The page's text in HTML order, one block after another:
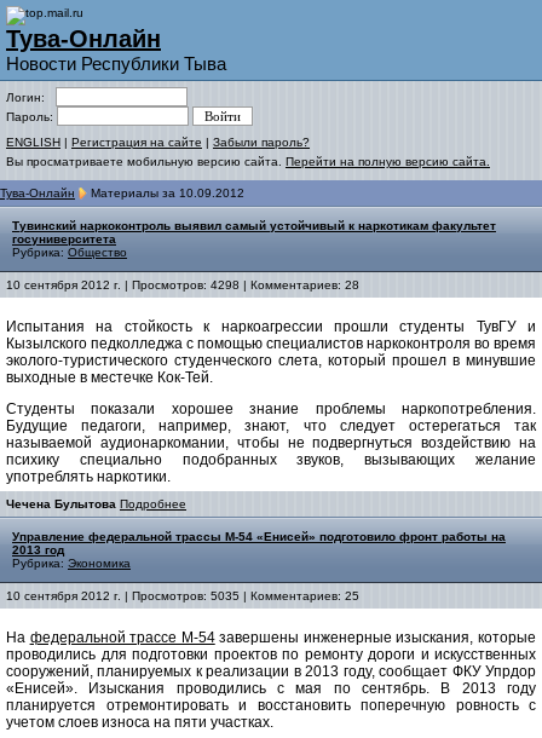
Тува-Онлайн
Новости Республики Тыва
Логин:
Пароль:
ENGLISH | Регистрация на сайте | Забыли пароль?
Вы просматриваете мобильную версию сайта. Перейти на полную версию сайта.
Тува-Онлайн Материалы за 10.09.2012
Тувинский наркоконтроль выявил самый устойчивый к наркотикам факультет
госуниверситета
Рубрика: Общество
10 сентября 2012 г. | Просмотров: 4298 | Комментариев: 28
Испытания на стойкость к наркоагрессии прошли студенты ТувГУ и
Кызылского педколледжа с помощью специалистов наркоконтроля во время
эколого-туристического студенческого слета, который прошел в минувшие
выходные в местечке Кок-Тей.
Студенты показали хорошее знание проблемы наркопотребления.
Будущие педагоги, например, знают, что следует остерегаться так
называемой аудионаркомании, чтобы не подвергнуться воздействию на
психику специально подобранных звуков, вызывающих желание
употреблять наркотики.
Чечена Булытова Подробнее
Управление федеральной трассы М-54 «Енисей» подготовило фронт работы на
2013 год
Рубрика: Экономика
10 сентября 2012 г. | Просмотров: 5035 | Комментариев: 25
На федеральной трассе М-54завершены инженерные изыскания, которые
проводились для подготовки проектов по ремонту дороги и искусственных
сооружений, планируемых к реализации в 2013 году, сообщает ФКУ Упрдор
«Енисей». Изыскания проводились с мая по сентябрь. В 2013 году
планируется отремонтировать и восстановить поперечную ровность с
учетом слоев износа на пяти участках.